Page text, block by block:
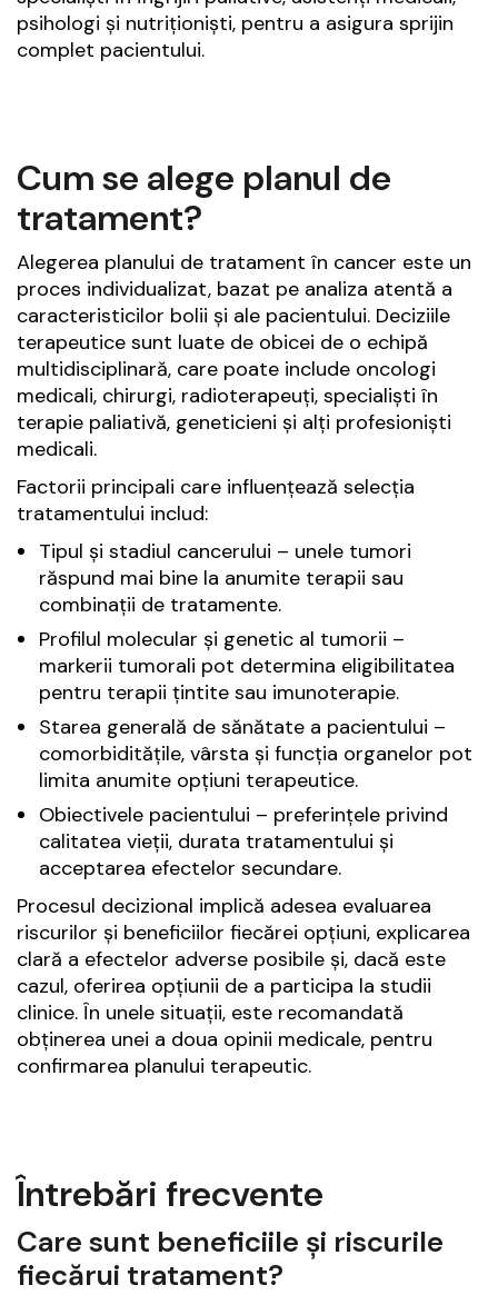
psihologi și nutriționiști, pentru a asigura sprijin
complet pacientului.
Cum se alege planul de
tratament?
Alegerea planului de tratament în cancer este un
proces individualizat, bazat pe analiza atentă a
caracteristicilor bolii și ale pacientului. Deciziile
terapeutice sunt luate de obicei de o echipă
multidisciplinară, care poate include oncologi
medicali, chirurgi, radioterapeuți, specialiști în
terapie paliativă, geneticieni și alți profesioniști
medicali.
Factorii principali care influențează selecția
tratamentului includ:
Tipul și stadiul cancerului – unele tumori
răspund mai bine la anumite terapii sau
combinații de tratamente.
Profilul molecular și genetic al tumorii –
markerii tumorali pot determina eligibilitatea
pentru terapii țintite sau imunoterapie.
Starea generală de sănătate a pacientului –
comorbiditățile, vârsta și funcția organelor pot
limita anumite opțiuni terapeutice.
Obiectivele pacientului – preferințele privind
calitatea vieții, durata tratamentului și
acceptarea efectelor secundare.
Procesul decizional implică adesea evaluarea
riscurilor și beneficiilor fiecărei opțiuni, explicarea
clară a efectelor adverse posibile și, dacă este
cazul, oferirea opțiunii de a participa la studii
clinice. În unele situații, este recomandată
obținerea unei a doua opinii medicale, pentru
confirmarea planului terapeutic.
Întrebări frecvente
Care sunt beneficiile și riscurile
fiecărui tratament?